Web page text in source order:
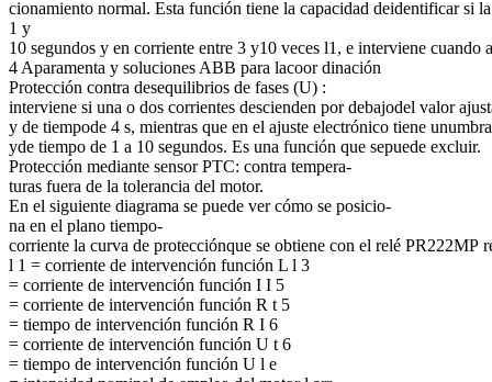
cionamiento normal. Esta función tiene la capacidad deidentificar si
1 y
10 segundos y en corriente entre 3 y10 veces l1, e interviene
4 Aparamenta y soluciones ABB para lacoor dinación
Protección contra desequilibrios de fases (U) :
interviene si una o dos corrientes descienden por debajodel valor
y de tiempode 4 s, mientras que en el ajuste electrónico tiene
yde tiempo de 1 a 10 segundos. Es una función que sepuede excluir.
Protección mediante sensor PTC: contra tempera-
turas fuera de la tolerancia del motor.
En el siguiente diagrama se puede ver cómo se posicio-
na en el plano tiempo-
corriente la curva de protecciónque se obtiene con el relé PR222MP
l 1 = corriente de intervención función L l 3
= corriente de intervención función I I 5
= corriente de intervención función R t 5
= tiempo de intervención función R I 6
= corriente de intervención función U t 6
= tiempo de intervención función U l e